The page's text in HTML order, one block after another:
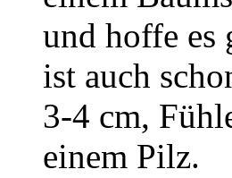
und hoffe es
ist auch
3-4 cm,
einem Pilz.